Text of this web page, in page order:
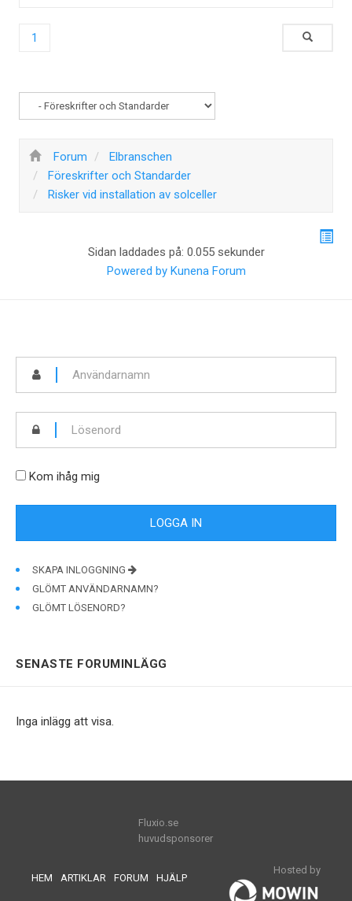
1
Forum
Elbranschen
Föreskrifter och Standarder
Risker vid installation av solceller
Sidan laddades på: 0.055 sekunder
Powered by Kunena Forum
Kom ihåg mig
SKAPA INLOGGNING
GLÖMT ANVÄNDARNAMN?
GLÖMT LÖSENORD?
SENASTE FORUMINLÄGG
Inga inlägg att visa.
Fluxio.se
huvudsponsorer
HEM ARTIKLAR FORUM HJÄLP
Hosted by